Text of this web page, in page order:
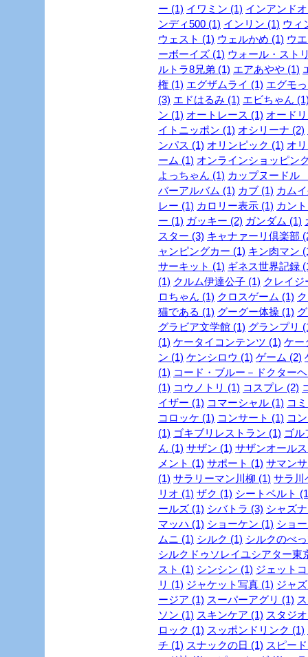
ー (1) イワミン (1) インアンド
ンディ500 (1) インリン (1) ウィ
ウェスト (1) ウェルかめ (1) ウ
ーボーイズ (1) ウォール・スト
ルトラ8兄弟 (1) エアあやや (1)
権 (1) エグザムライ (1) エグモ
(3) エドはるみ (1) エビちゃん
ン (1) オートレース (1) オード
イトニッポン (1) オシリーナ (2)
ンパス (1) オリンピック (1) オ
ーム (1) オンラインショッピン
よっちゃん (1) カップヌードル
バーアルバム (1) カブ (1) カム
レー (1) カロリー表示 (1) カン
ー (1) ガッキー (2) ガンダム (1)
スター (3) キャナァーリ倶楽部
ャンピングカー (1) キン肉マン
サーキット (1) ギネス世界記録
(1) クルム伊達公子 (1) クレイジ
ロちゃん (1) クロスゲーム (1)
猫である (1) グーグー体操 (1)
グラビア文学館 (1) グランプリ
(1) ケータイコンテンツ (1) ケー
ン (1) ケンシロウ (1) ゲーム (2)
(1) コード・ブルー－ドクター
(1) コウノトリ (1) コスプレ (2)
イザー (1) コマーシャル (1) コ
コロッケ (1) コンサート (1) コ
(1) ゴキブリレストラン (1) ゴル
ん (1) サザン (1) サザンオール
メント (1) サポート (1) サマン
(1) サラリーマン川柳 (1) サラ川
リオ (1) ザク (1) シートベルト
ールズ (1) シバトラ (3) シャズ
マッハ (1) ショーケン (1) ショ
ムニ (1) シルク (1) シルクのべ
シルクドゥソレイユシアター東
スト (1) シンシン (1) ジェット
リ (1) ジャケット写真 (1) ジャ
ージア (1) スーパーアグリ (1)
ソン (1) スキンケア (1) スタジ
ロック (1) スッポンドリンク (1)
チ (1) スナックの日 (1) スピー